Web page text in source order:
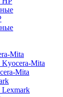
Mita
Mita
Mita
Lexmark